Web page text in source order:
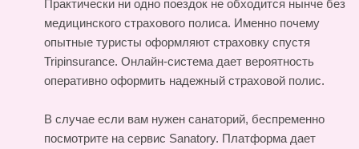
Практически ни одно поездок не обходится нынче без
медицинского страхового полиса. Именно почему
опытные туристы оформляют страховку спустя
Tripinsurance. Онлайн-система дает вероятность
оперативно оформить надежный страховой полис.
В случае если вам нужен санаторий, беспременно
посмотрите на сервис Sanatory. Платформа дает